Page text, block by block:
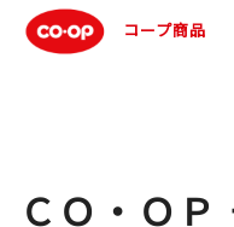
コープ商品
ＣＯ・Ｏ